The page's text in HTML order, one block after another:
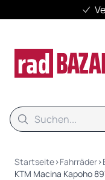
Suche
Startseite›Fahrräder›
KTM Macina Kapoho